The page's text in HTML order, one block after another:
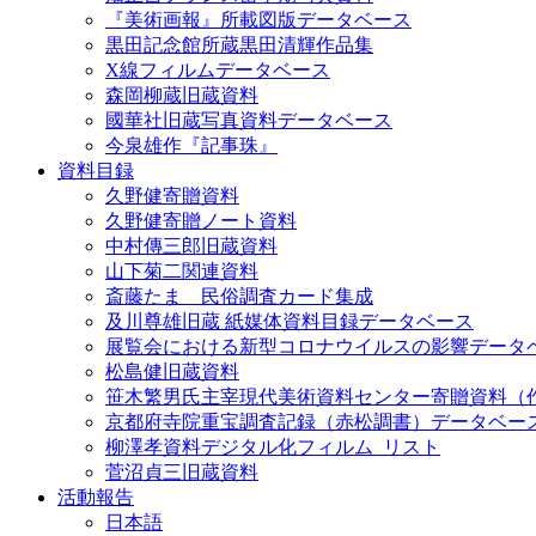
『美術画報』所載図版データベース
黒田記念館所蔵黒田清輝作品集
X線フィルムデータベース
森岡柳蔵旧蔵資料
國華社旧蔵写真資料データベース
今泉雄作『記事珠』
資料目録
久野健寄贈資料
久野健寄贈ノート資料
中村傳三郎旧蔵資料
山下菊二関連資料
斎藤たま 民俗調査カード集成
及川尊雄旧蔵 紙媒体資料目録データベース
展覧会における新型コロナウイルスの影響データ
松島健旧蔵資料
笹木繁男氏主宰現代美術資料センター寄贈資料（
京都府寺院重宝調査記録（赤松調書）データベー
柳澤孝資料デジタル化フィルム_リスト
菅沼貞三旧蔵資料
活動報告
日本語